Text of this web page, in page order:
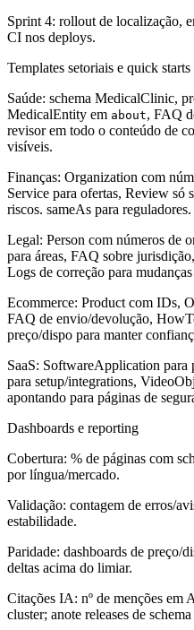
Sprint 4: rollout de localização,
CI nos deploys.
Templates setoriais e quick starts
Saúde: schema MedicalClinic,
MedicalEntity em about, FAQ
revisor em todo o conteúdo de
visíveis.
Finanças: Organization com
Service para ofertas, Review só
riscos. sameAs para reguladores.
Legal: Person com números de
para áreas, FAQ sobre
Logs de correção para
Ecommerce: Product com IDs,
FAQ de envio/devolução,
preço/dispo para manter
SaaS: SoftwareApplication
para setup/integrations,
apontando para páginas de
Dashboards e reporting
Cobertura: % de páginas com
por língua/mercado.
Validação: contagem de erros/
estabilidade.
Paridade: dashboards de preço/
deltas acima do limiar.
Citações IA: nº de menções em
cluster; anote releases de